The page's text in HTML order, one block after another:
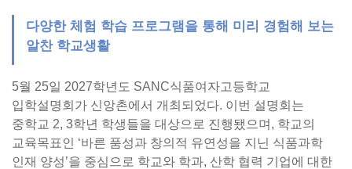
다양한 체험 학습 프로그램을 통해 미리 경험해 보는
알찬 학교생활
5월 25일 2027학년도 SANC식품여자고등학교
입학설명회가 신앙촌에서 개최되었다. 이번 설명회는
중학교 2, 3학년 학생들을 대상으로 진행됐으며, 학교의
교육목표인 ‘바른 품성과 창의적 유연성을 지닌 식품과학
인재 양성’을 중심으로 학교와 학과, 산학 협력 기업에 대한